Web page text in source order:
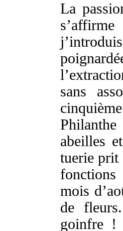
La
s’affirme
j’introduis
l’
sans
cinquième
Philanthe
abeilles
tuerie prit
fonctions
mois d’
de fleurs.
goinfre !